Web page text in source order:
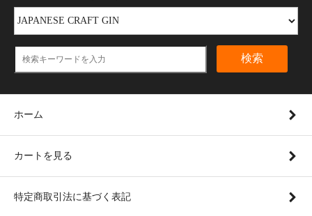
検索
ホーム
カートを見る
特定商取引法に基づく表記